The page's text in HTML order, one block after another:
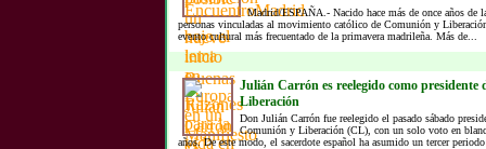
Madrid/ESPAÑA.- Nacido hace más de once años de
personas vinculadas al movimiento católico de Comunión y
evento cultural más frecuentado de la primavera madrileña. Más de...
Julián Carrón es reelegido como presidente
Liberación
Don Julián Carrón fue reelegido el pasado sábado
Comunión y Liberación (CL), con un solo voto en
años. De este modo, el sacerdote español ha asumido un tercer